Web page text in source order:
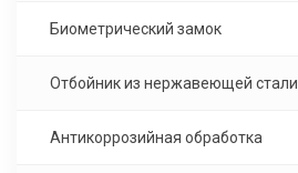
Биометрический замок
Отбойник из нержавеющей стали
Антикоррозийная обработка